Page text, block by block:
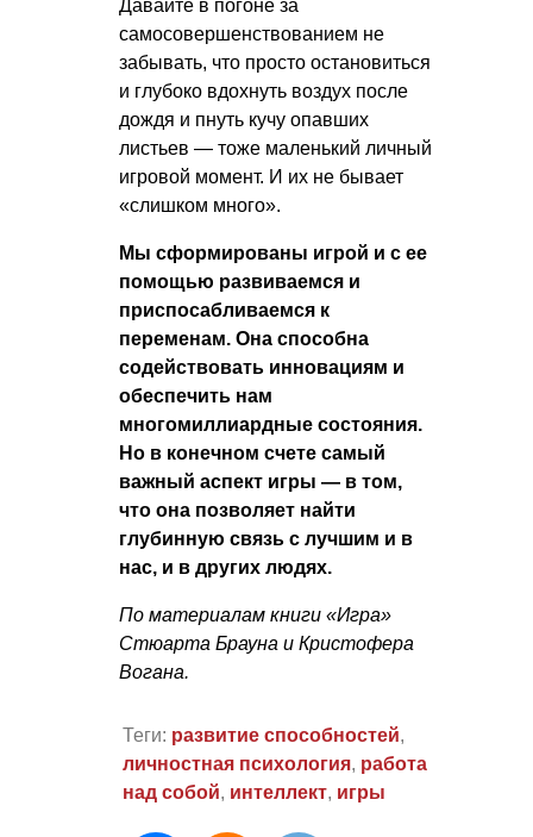
Давайте в погоне за
самосовершенствованием не
забывать, что просто остановиться
и глубоко вдохнуть воздух после
дождя и пнуть кучу опавших
листьев — тоже маленький личный
игровой момент. И их не бывает
«слишком много».
Мы сформированы игрой и с ее
помощью развиваемся и
приспосабливаемся к
переменам. Она способна
содействовать инновациям и
обеспечить нам
многомиллиардные состояния.
Но в конечном счете самый
важный аспект игры — в том,
что она позволяет найти
глубинную связь с лучшим и в
нас, и в других людях.
По материалам книги «Игра»
Стюарта Брауна и Кристофера
Вогана.
Теги: развитие способностей,
личностная психология, работа
над собой, интеллект, игры